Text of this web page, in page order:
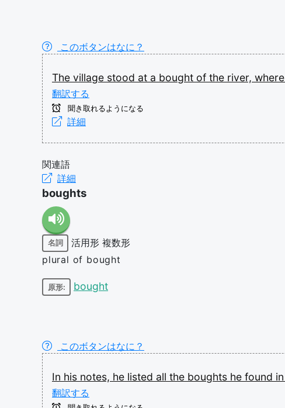
このボタンはなに？
The village stood at a bought of the river, where
翻訳する
聞き取れるようになる
詳細
関連語
詳細
boughts
名詞 活用形 複数形
plural of bought
原形: bought
このボタンはなに？
In his notes, he listed all the boughts he found in
翻訳する